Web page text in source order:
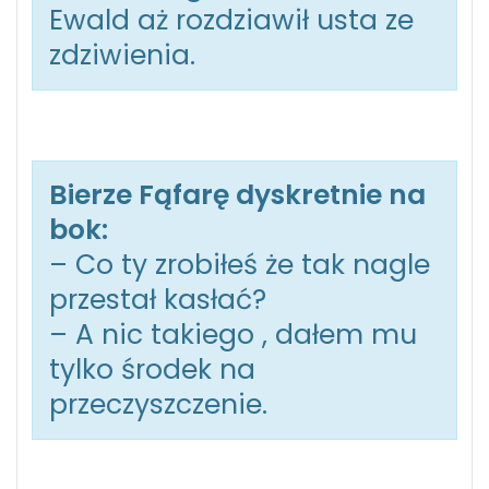
Ewald aż rozdziawił usta ze
zdziwienia.
Bierze Fąfarę dyskretnie na
bok:
– Co ty zrobiłeś że tak nagle
przestał kasłać?
– A nic takiego , dałem mu
tylko środek na
przeczyszczenie.